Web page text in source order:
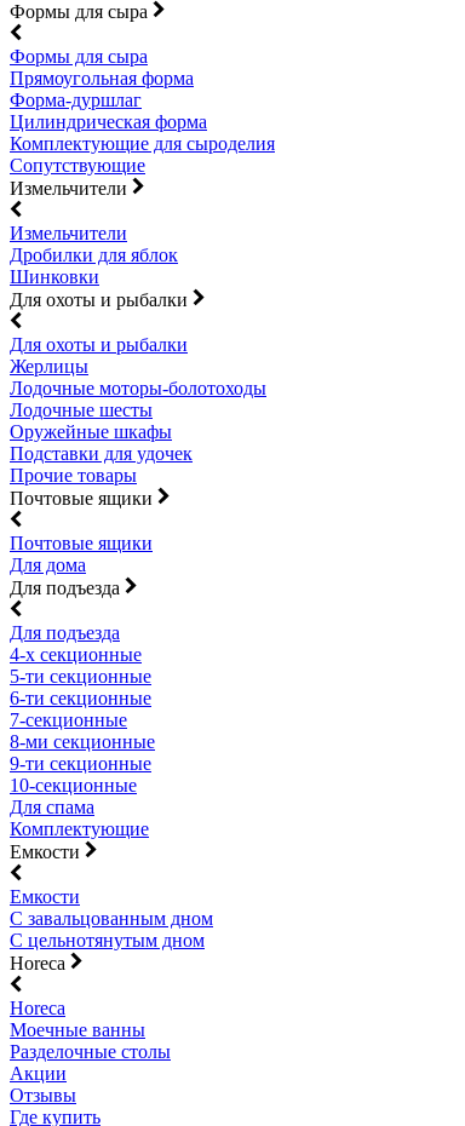
Формы для сыра
Формы для сыра
Прямоугольная форма
Форма-дуршлаг
Цилиндрическая форма
Комплектующие для сыроделия
Сопутствующие
Измельчители
Измельчители
Дробилки для яблок
Шинковки
Для охоты и рыбалки
Для охоты и рыбалки
Жерлицы
Лодочные моторы-болотоходы
Лодочные шесты
Оружейные шкафы
Подставки для удочек
Прочие товары
Почтовые ящики
Почтовые ящики
Для дома
Для подъезда
Для подъезда
4-х секционные
5-ти секционные
6-ти секционные
7-секционные
8-ми секционные
9-ти секционные
10-секционные
Для спама
Комплектующие
Емкости
Емкости
С завальцованным дном
С цельнотянутым дном
Horeca
Horeca
Моечные ванны
Разделочные столы
Акции
Отзывы
Где купить